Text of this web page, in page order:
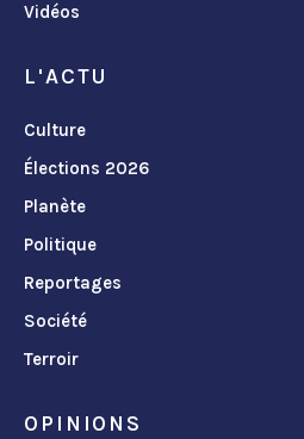
Vidéos
L'ACTU
Culture
Élections 2026
Planète
Politique
Reportages
Société
Terroir
OPINIONS